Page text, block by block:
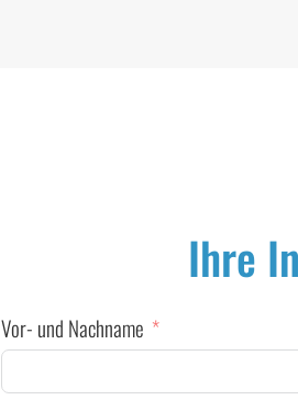
Ihre
Vor- und Nachname